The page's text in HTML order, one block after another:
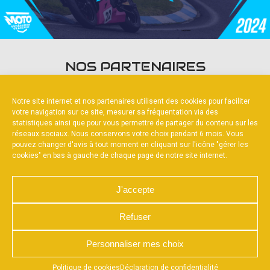
Notre site internet et nos partenaires utilisent des cookies pour faciliter
votre navigation sur ce site, mesurer sa fréquentation via des
statistiques ainsi que pour vous permettre de partager du contenu sur les
réseaux sociaux. Nous conservons votre choix pendant 6 mois. Vous
pouvez changer d'avis à tout moment en cliquant sur l'icône "gérer les
cookies" en bas à gauche de chaque page de notre site internet.
J'accepte
Refuser
Personnaliser mes choix
Politique de cookies Déclaration de confidentialité
Appuyez sur le bouton partager en bas de votre
NOS PARTENAIRES
FOURNISSEURS OFFICIELS
NOUS CONTACTER
MENTIONS LÉGALES
CHARTE DE CONFIDENTIALITÉ
POLITIQUE DE COOKIES
RÉALISÉ PAR L’AGENCE WEB A3WEB